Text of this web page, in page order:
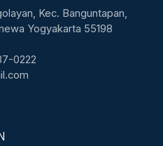
Kec. Banguntapan,
Yogyakarta 55198
0222